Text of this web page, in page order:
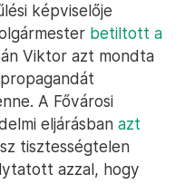
képviselője
betiltott a
Viktor azt mondta
A Fővárosi
eljárásban azt
tisztességtelen
azzal, hogy